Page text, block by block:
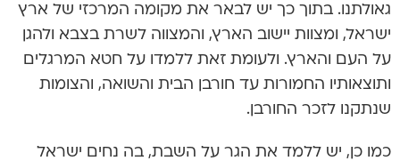
גאולתנו. בתוך כך יש לבאר את מקומה המרכזי של ארץ
ישראל, ומצוות יישוב הארץ, והמצווה לשרת בצבא ולהגן
על העם והארץ. ולעומת זאת ללמדו על חטא המרגלים
ותוצאותיו החמורות עד חורבן הבית והשואה, והצומות
שנתקנו לזכר החורבן.
כמו כן, יש ללמד את הגר על השבת, בה נחים ישראל